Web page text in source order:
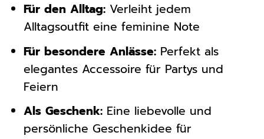
Für den Alltag:Verleiht jedem
Alltagsoutfit eine feminine Note
Für besondere Anlässe:Perfekt als
elegantes Accessoire für Partys und
Feiern
Als Geschenk:Eine liebevolle und
persönliche Geschenkidee für